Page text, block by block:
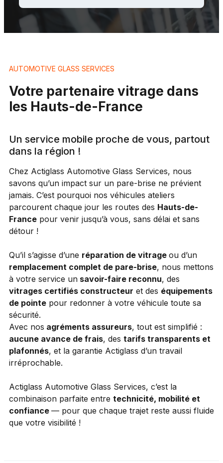
AUTOMOTIVE GLASS SERVICES
Votre partenaire vitrage dans
les Hauts-de-France
Un service mobile proche de vous, partout
dans la région !
Chez Actiglass Automotive Glass Services, nous
savons qu’un impact sur un pare-brise ne prévient
jamais. C’est pourquoi nos véhicules ateliers
parcourent chaque jour les routes des Hauts-de-
France pour venir jusqu’à vous, sans délai et sans
détour !
Qu’il s’agisse d’une réparation de vitrage ou d’un
remplacement complet de pare-brise, nous mettons
à votre service un savoir-faire reconnu, des
vitrages certifiés constructeur et des équipements
de pointe pour redonner à votre véhicule toute sa
sécurité.
Avec nos agréments assureurs, tout est simplifié :
aucune avance de frais, des tarifs transparents et
plafonnés, et la garantie Actiglass d’un travail
irréprochable.
Actiglass Automotive Glass Services, c’est la
combinaison parfaite entre technicité, mobilité et
confiance — pour que chaque trajet reste aussi fluide
que votre visibilité !